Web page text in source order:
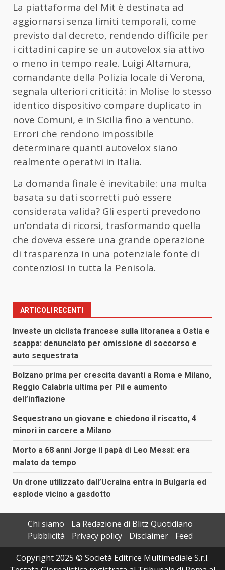
La piattaforma del Mit è destinata ad
aggiornarsi senza limiti temporali, come
previsto dal decreto, rendendo difficile per
i cittadini capire se un autovelox sia attivo
o meno in tempo reale. Luigi Altamura,
comandante della Polizia locale di Verona,
segnala ulteriori criticità: in Molise lo stesso
identico dispositivo compare duplicato in
nove Comuni, e in Sicilia fino a ventuno.
Errori che rendono impossibile
determinare quanti autovelox siano
realmente operativi in Italia.
La domanda finale è inevitabile: una multa
basata su dati scorretti può essere
considerata valida? Gli esperti prevedono
un’ondata di ricorsi, trasformando quella
che doveva essere una grande operazione
di trasparenza in una potenziale fonte di
contenziosi in tutta la Penisola.
ARTICOLI RECENTI
Investe un ciclista francese sulla litoranea a Ostia e
scappa: denunciato per omissione di soccorso e
auto sequestrata
Bolzano prima per crescita davanti a Roma e Milano,
Reggio Calabria ultima per Pil e aumento
dell’inflazione
Sequestrano un giovane e chiedono il riscatto, 4
minori in carcere a Milano
Morto a 68 anni Jorge il papà di Leo Messi: era
malato da tempo
Un drone utilizzato dall’Ucraina entra in Bulgaria ed
esplode vicino a gasdotto
Chi siamo
La Redazione di Blitz Quotidiano
Pubblicità
Privacy policy Disclaimer
Feed
Copyright 2025 © Società Editrice Multimediale S.r.l.